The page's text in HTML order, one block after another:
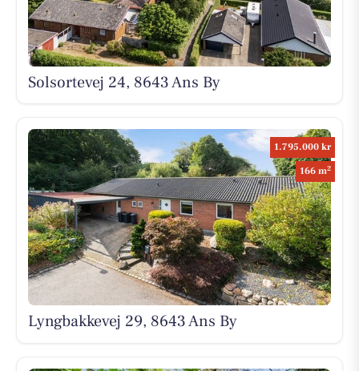
Solsortevej 24, 8643 Ans By
1.795.000 kr
166 m2
Lyngbakkevej 29, 8643 Ans By